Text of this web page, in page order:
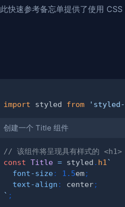
此快速参考备忘单提供了使用
import styled from 'styled-
创建一个 Title 组件
// 该组件将呈现具有样式的 <h1>
const Title = styled . h1 `
font-size: 1.5em;
text-align : center;
` ;